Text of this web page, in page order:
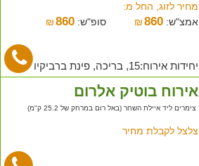
מחיר לזוג, החל מ:
אמצ"ש:
₪860 סופ"ש: ₪ 860
יחידות אירוח:15, בריכה, פינת ברביקיו
אירוח בוטיק אלרום
צימרים ליד איילת השחר (באל רום במרחק של 25.2 ק"מ)
צלצל לקבלת מחיר